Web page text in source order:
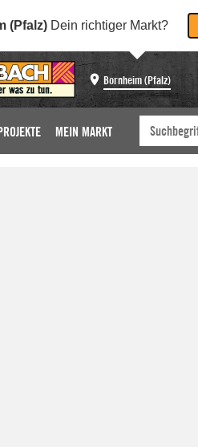
(Pfalz) Dein richtiger Markt?
Bornheim (Pfalz)
MEIN MARKT